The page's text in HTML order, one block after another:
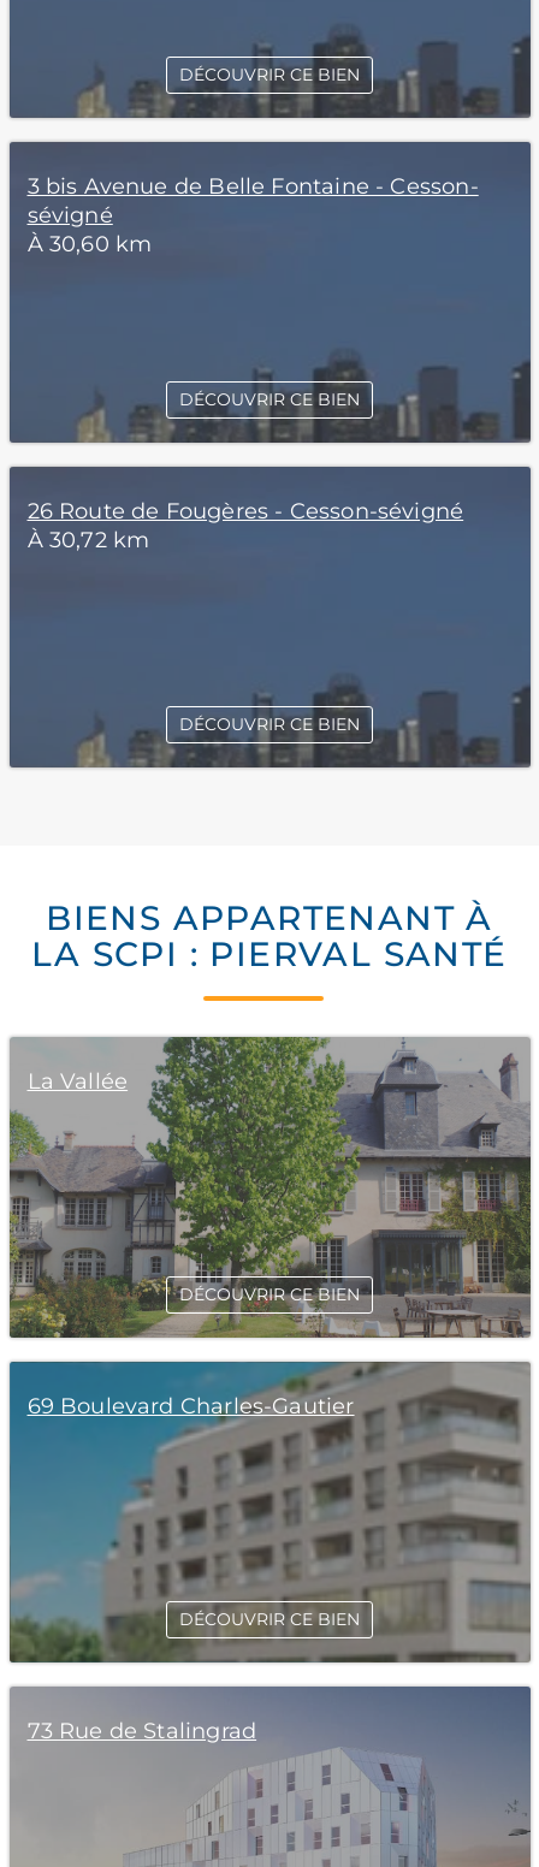
DÉCOUVRIR CE BIEN
3 bis Avenue de Belle Fontaine - Cesson-
sévigné
À 30,60 km
DÉCOUVRIR CE BIEN
26 Route de Fougères - Cesson-sévigné
À 30,72 km
DÉCOUVRIR CE BIEN
BIENS APPARTENANT À
LA SCPI : PIERVAL SANTÉ
La Vallée
DÉCOUVRIR CE BIEN
69 Boulevard Charles-Gautier
DÉCOUVRIR CE BIEN
73 Rue de Stalingrad